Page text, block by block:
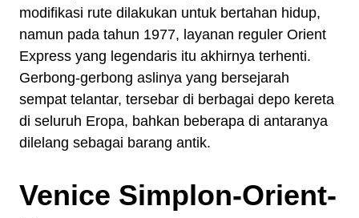
modifikasi rute dilakukan untuk bertahan hidup,
namun pada tahun 1977, layanan reguler Orient
Express yang legendaris itu akhirnya terhenti.
Gerbong-gerbong aslinya yang bersejarah
sempat telantar, tersebar di berbagai depo kereta
di seluruh Eropa, bahkan beberapa di antaranya
dilelang sebagai barang antik.
Venice Simplon-Orient-